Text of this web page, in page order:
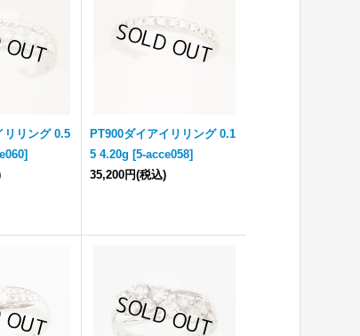
リリング 0.5
]
PT900ダイアイリリング 0.1
5 4.20g [5-acce058]
35,200円(税込)